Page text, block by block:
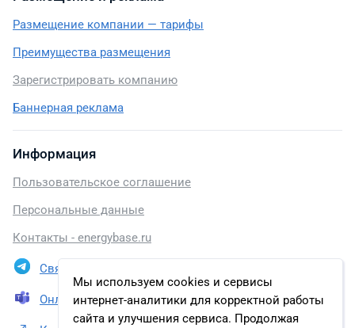
Мы используем cookies и сервисы
интернет-аналитики для корректной работы
сайта и улучшения сервиса. Продолжая
Размещение компании — тарифы
Преимущества размещения
Зарегистрировать компанию
Баннерная реклама
Информация
Пользовательское соглашение
Персональные данные
Контакты - energybase.ru
Связаться в Telegram
Онлайн презентация